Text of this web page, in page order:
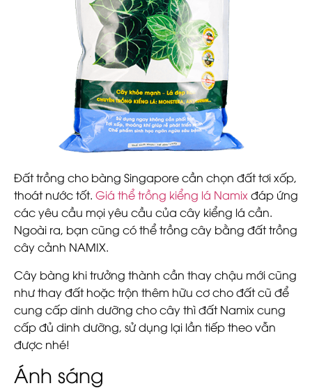
Đất trồng cho bàng Singapore cần chọn đất tơi xốp,
thoát nước tốt. Giá thể trồng kiểng lá Namixđáp ứng
các yêu cầu mọi yêu cầu của cây kiểng lá cần.
Ngoài ra, bạn cũng có thể trồng cây bằng đất trồng
cây cảnh NAMIX.
Cây bàng khi trưởng thành cần thay chậu mới cũng
như thay đất hoặc trộn thêm hữu cơ cho đất cũ để
cung cấp dinh dưỡng cho cây thì đất Namix cung
cấp đủ dinh dưỡng, sử dụng lại lần tiếp theo vẫn
được nhé!
Ánh sáng